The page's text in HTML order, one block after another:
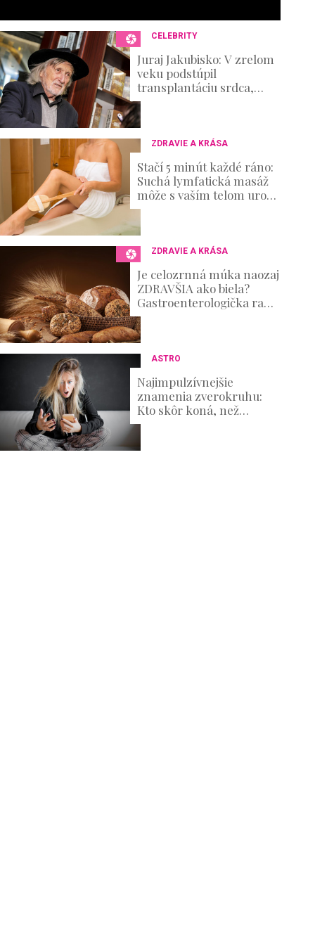
CELEBRITY
Juraj Jakubisko: V zrelom
veku podstúpil
transplantáciu srdca,
verejnosť netušila, že v
tichosti zvádza aj iný boj
ZDRAVIE A KRÁSA
Stačí 5 minút každé ráno:
Suchá lymfatická masáž
môže s vaším telom urobiť
hotové zázraky
ZDRAVIE A KRÁSA
Je celozrnná múka naozaj
ZDRAVŠIA ako biela?
Gastroenterologička radí,
ako z pečiva vyťažiť
maximum
ASTRO
Najimpulzívnejšie
znamenia zverokruhu:
Kto skôr koná, než
premýšľa nad